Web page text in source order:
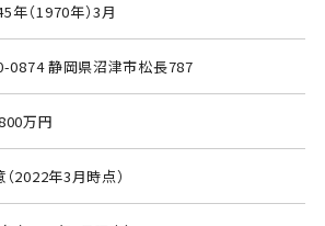
年（1970年）3月
0874 静岡県沼津市松長787
万円
2022年3月時点）